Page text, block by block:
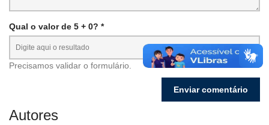
Qual o valor de 5 + 0? *
Precisamos validar o formulário.
Autores